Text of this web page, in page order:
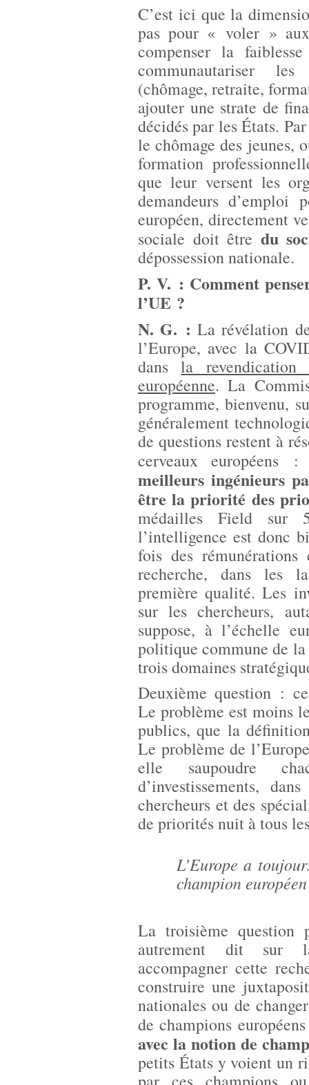
C’est ici que la
pas pour « voler »
compenser la
communautariser
(chômage, retraite,
ajouter une strate de
décidés par les États.
le chômage des jeunes,
formation
que leur versent les
demandeurs
européen, directement
sociale doit être du
dépossession nationale.
P. V. : Comment
l’UE ?
N. G. : La révélation
l’Europe, avec la
dansla revendication
européenne. La
programme, bienvenu,
généralement
de questions restent à
cerveaux européens
meilleurs ingénieurs
être la priorité des
médailles Field sur
l’intelligence est donc
fois des rémunérations
recherche, dans les
première qualité. Les
sur les chercheurs,
suppose, à l’échelle
politique commune de
trois domaines
Deuxième question :
Le problème est moins
publics, que la
Le problème de
elle saupoudre
d’investissements,
chercheurs et des
de priorités nuit à tous
L’Europe a
champion
La troisième question
autrement dit sur
accompagner cette
construire une
nationales ou de
de champions
avec la notion de
petits États y voient un